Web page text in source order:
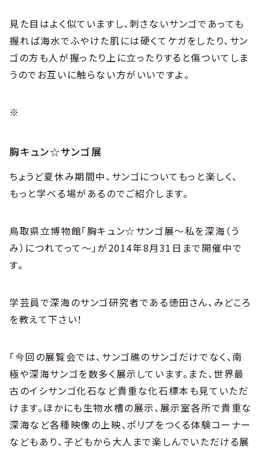
見た目はよく似ていますし、刺さないサンゴであっても
握れば海水でふやけた肌には硬くてケガをしたり、サン
ゴの方も人が握ったり上に立ったりすると傷ついてしま
うのでお互いに触らない方がいいですよ。
※
胸キュン☆サンゴ展
ちょうど夏休み期間中、サンゴについてもっと楽しく、
もっと学べる場があるのでご紹介します。
鳥取県立博物館「胸キュン☆サンゴ展～私を深海（う
み）につれてって～」が2014年8月31日まで開催中で
す。
学芸員で深海のサンゴ研究者である徳田さん、みどころ
を教えて下さい！
「今回の展覧会では、サンゴ礁のサンゴだけでなく、南
極や深海サンゴを数多く展示しています。また、世界最
古のイシサンゴ化石など貴重な化石標本も見ていただ
けます。ほかにも生物水槽の展示、展示室各所で貴重な
深海など各種映像の上映、ポリプをつくる体験コーナー
などもあり、子どもから大人まで楽しんでいただける展